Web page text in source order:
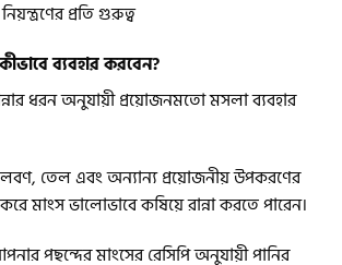
প্রতি গুরুত্ব
ব্যবহার করবেন?
ধরন অনুযায়ী প্রয়োজনমতো মসলা ব্যবহার
তেল এবং অন্যান্য প্রয়োজনীয় উপকরণের
মাংস ভালোভাবে কষিয়ে রান্না করতে পারেন।
পছন্দের মাংসের রেসিপি অনুযায়ী পানির